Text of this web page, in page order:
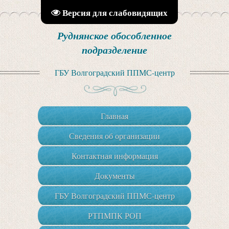
Версия для слабовидящих
Руднянское обособленное
подразделение
ГБУ Волгоградский ППМС-центр
Главная
Сведения об организации
Контактная информация
Документы
ГБУ Волгоградский ППМС-центр
РТПМПК РОП